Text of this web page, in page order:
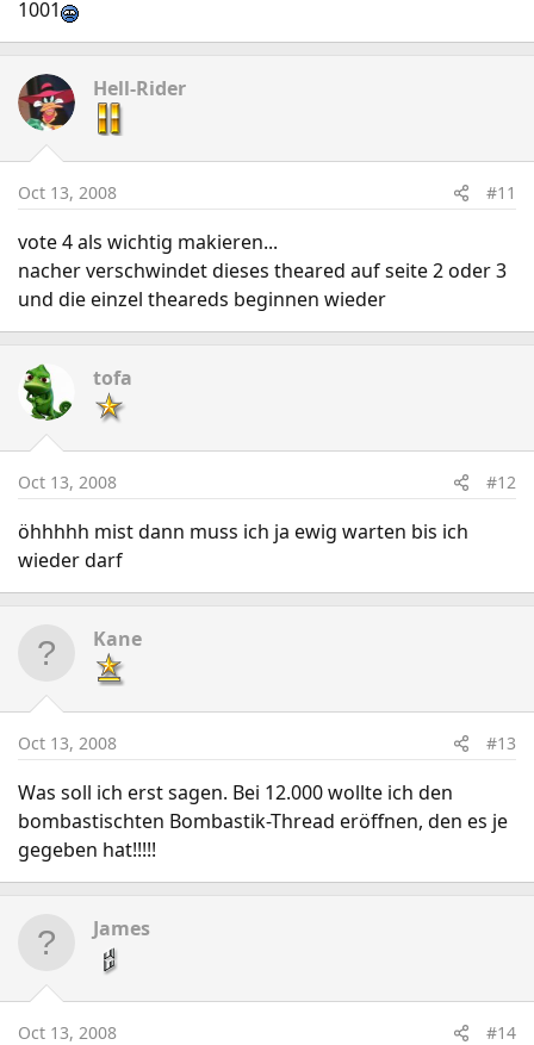
1001
Hell-Rider
Oct 13, 2008 #11
vote 4 als wichtig makieren...
nacher verschwindet dieses theared auf seite 2 oder 3
und die einzel theareds beginnen wieder
tofa
Oct 13, 2008 #12
öhhhhh mist dann muss ich ja ewig warten bis ich
wieder darf
Kane
Oct 13, 2008 #13
Was soll ich erst sagen. Bei 12.000 wollte ich den
bombastischten Bombastik-Thread eröffnen, den es je
gegeben hat!!!!!
James
Oct 13, 2008 #14